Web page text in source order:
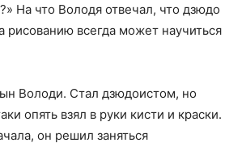
На что Володя отвечал, что дзюдо
рисованию всегда может научиться
Володи. Стал дзюдоистом, но
опять взял в руки кисти и краски.
он решил заняться